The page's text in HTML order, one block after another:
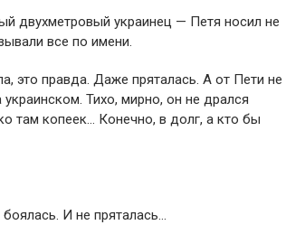
двухметровый украинец — Петя носил не
все по имени.
это правда. Даже пряталась. А от Пети не
Тихо, мирно, он не дрался
там копеек… Конечно, в долг, а кто бы
И не пряталась…